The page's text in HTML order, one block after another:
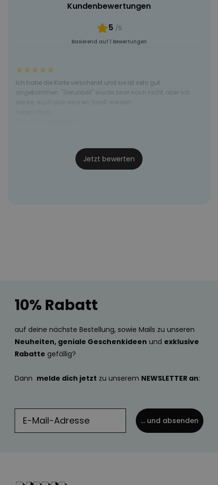
Kundenbewertungen
5 /5
Basierend auf 1 Bewertungen
Ich habe die Karte verschenkt und sie ist sehr gut
angekommen. "Gerubbelt" wurde zwar noch nicht, aber ich
Jetzt bewerten
10% Rabatt
auf deine nächste Bestellung, sowie Mails zu unseren
Neuheiten, geniale Geschenkideen und exklusive
Rabatte gefällig?
Dann melde dich jetzt zu unserem NEWSLETTER an:
... und absenden